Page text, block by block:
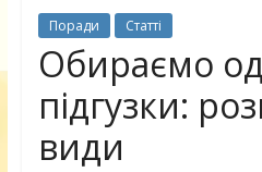
Поради Статті
Обираємо
підгузки:
види